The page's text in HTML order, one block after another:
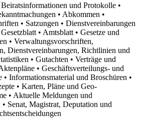
Beiratsinformationen und Protokolle •
• Abkommen •
• Satzungen • Dienstvereinbarungen
Gesetzblatt • Amtsblatt • Gesetze und
• Verwaltungsvorschriften,
Dienstvereinbarungen, Richtlinien und
• Gutachten • Verträge und
• Geschäftsverteilungs- und
• Informationsmaterial und Broschüren •
• Karten, Pläne und Geo-
• Aktuelle Meldungen und
• Senat, Magistrat, Deputation und